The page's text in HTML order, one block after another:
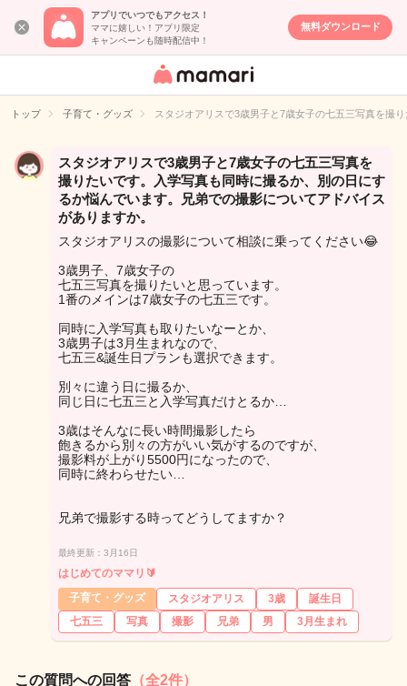
アプリでいつでもアクセス！
ママに嬉しい！アプリ限定
キャンペーンも随時配信中！
無料ダウンロード
女性専用匿名QA
イト
トップ 子育て・グッズ スタジオアリスで3歳男子と7歳女子の七五三写真を撮
スタジオアリスで3歳男子と7歳女子の七五三写真を
撮りたいです。入学写真も同時に撮るか、別の日にす
るか悩んでいます。兄弟での撮影についてアドバイス
がありますか。
スタジオアリスの撮影について相談に乗ってください😂
3歳男子、7歳女子の
七五三写真を撮りたいと思っています。
1番のメインは7歳女子の七五三です。
同時に入学写真も取りたいなーとか、
3歳男子は3月生まれなので、
七五三&誕生日プランも選択できます。
別々に違う日に撮るか、
同じ日に七五三と入学写真だけとるか…
3歳はそんなに長い時間撮影したら
飽きるから別々の方がいい気がするのですが、
撮影料が上がり5500円になったので、
同時に終わらせたい…
兄弟で撮影する時ってどうしてますか？
最終更新：3月16日
はじめてのママリ🔰
子育て・グッズ
スタジオアリス 3歳
誕生日
七五三
写真 撮影 兄弟 男 3月生まれ
この質問への回答 （全2件）